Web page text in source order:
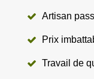
Artisan
Prix
Travail de